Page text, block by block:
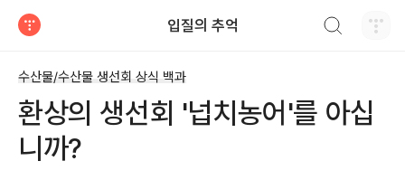
입질의 추억
수산물/수산물 생선회 상식 백과
환상의 생선회 '넙치농어'를 아십
니까?